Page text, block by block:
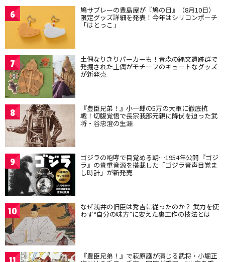
6 鳩サブレーの豊島屋が『鳩の日』（8月10日）
限定グッズ詳細を発表！今年はシリコンポーチ
「はとっこ」
7 土偶なりきりパーカーも！青森の縄文遺跡群で
発掘された土偶がモチーフのキュートなグッズ
が新発売
8 『豊臣兄弟！』小一郎の5万の大軍に徹底抗
戦！切腹覚悟で長宗我部元親に降伏を迫った武
将・谷忠澄の生涯
9 ゴジラの咆哮で目覚める朝…1954年公開『ゴジ
ラ』の貴重音源を搭載した「ゴジラ音声目覚ま
し時計」が新発売
10 なぜ浅井の旧臣は秀吉に従ったのか？ 武力を使
わず“自分の味方”に変えた裏工作の技法とは
『豊臣兄弟！』で萩原護が演じる武将・小堀正